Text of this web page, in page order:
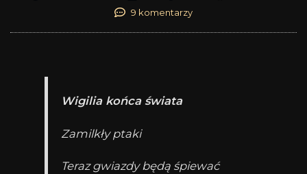
9 komentarzy
Wigilia końca świata
Zamilkły ptaki
Teraz gwiazdy będą śpiewać